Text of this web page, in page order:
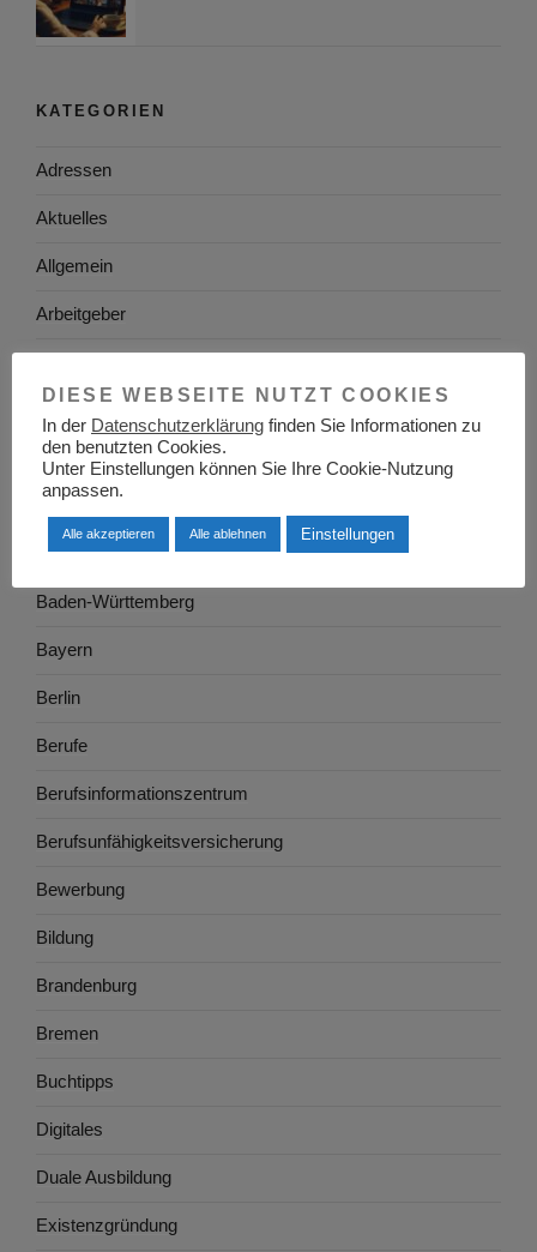
KATEGORIEN
Adressen
Aktuelles
Allgemein
Arbeitgeber
Arbeitswelt
Arbeitszeugnis
Ausbildung
Baden-Württemberg
Bayern
Berlin
Berufe
Berufsinformationszentrum
Berufsunfähigkeitsversicherung
Bewerbung
Bildung
Brandenburg
Bremen
Buchtipps
Digitales
Duale Ausbildung
Existenzgründung
DIESE WEBSEITE NUTZT COOKIES
In der Datenschutzerklärung finden Sie Informationen zu
den benutzten Cookies.
Unter Einstellungen können Sie Ihre Cookie-Nutzung
anpassen.
Alle akzeptieren Alle ablehnen Einstellungen